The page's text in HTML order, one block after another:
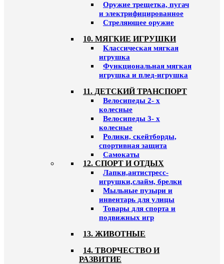
Оружие трещетка, пугач
и электрифицированное
Стреляющее оружие
10. МЯГКИЕ ИГРУШКИ
Классическая мягкая
игрушка
Функциональная мягкая
игрушка и плед-игрушка
11. ДЕТСКИЙ ТРАНСПОРТ
Велосипеды 2- х
колесные
Велосипеды 3- х
колесные
Ролики, скейтборды,
спортивная защита
Самокаты
12. СПОРТ И ОТДЫХ
Лапки,антистресс-
игрушки,слайм, брелки
Мыльные пузыри и
инвентарь для улицы
Товары для спорта и
подвижных игр
13. ЖИВОТНЫЕ
14. ТВОРЧЕСТВО И
РАЗВИТИЕ